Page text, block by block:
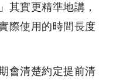
」其實更精準地講，
際使用的時間長度
會清楚約定提前清